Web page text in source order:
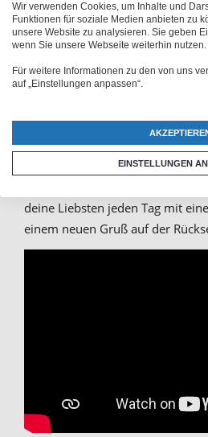
kannst. Neben den üblichen
Schoko Füllung kannst du bei
Titelbildgestalten. Hier findest
mit oder ohne Schokolade:
selbst gestalten kannst du in
XXL
deine Liebsten jeden Tag mit
einem neuen Gruß auf der
Wir verwenden Cookies, um Inhalte und
Funktionen für soziale Medien anbieten zu
unsere Website zu analysieren. Sie geben
wenn Sie unsere Webseite weiterhin nutzen.
Für weitere Informationen zu den von uns
auf „Einstellungen anpassen“.
EINSTELLUNGEN